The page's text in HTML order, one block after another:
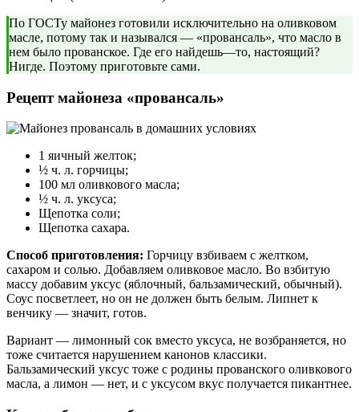
По ГОСТу майонез готовили исключительно на оливковом
масле, потому так и назывался — «провансаль», что масло в
нем было прованское. Где его найдешь—то, настоящий?
Нигде. Поэтому приготовьте сами.
Рецепт майонеза «провансаль»
1 яичный желток;
½ ч. л. горчицы;
100 мл оливкового масла;
½ ч. л. уксуса;
Щепотка соли;
Щепотка сахара.
Способ приготовления: Горчицу взбиваем с желтком,
сахаром и солью. Добавляем оливковое масло. Во взбитую
массу добавим уксус (яблочный, бальзамический, обычный).
Соус посветлеет, но он не должен быть белым. Липнет к
венчику — значит, готов.
Вариант — лимонный сок вместо уксуса, не возбраняется, но
тоже считается нарушением канонов классики.
Бальзамический уксус тоже с родины прованского оливкового
масла, а лимон — нет, и с уксусом вкус получается пикантнее.